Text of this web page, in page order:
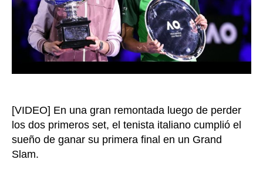
en
la
del
[VIDEO] En una gran remontada luego de perder
los dos primeros set, el tenista italiano cumplió el
sueño de ganar su primera final en un Grand
Slam.